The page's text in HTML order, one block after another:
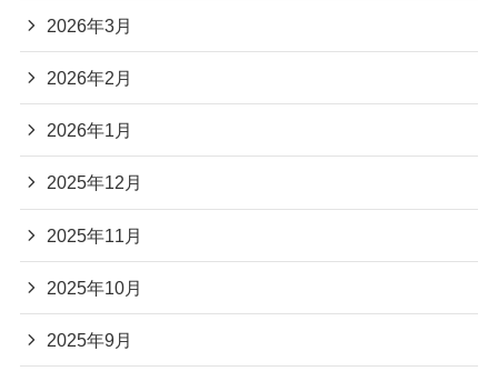
2026年3月
2026年2月
2026年1月
2025年12月
2025年11月
2025年10月
2025年9月